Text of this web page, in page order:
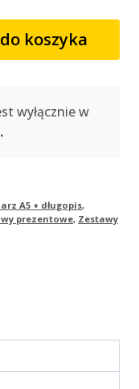
koszyka
wyłącznie w
A5 + długopis,
prezentowe, Zestawy